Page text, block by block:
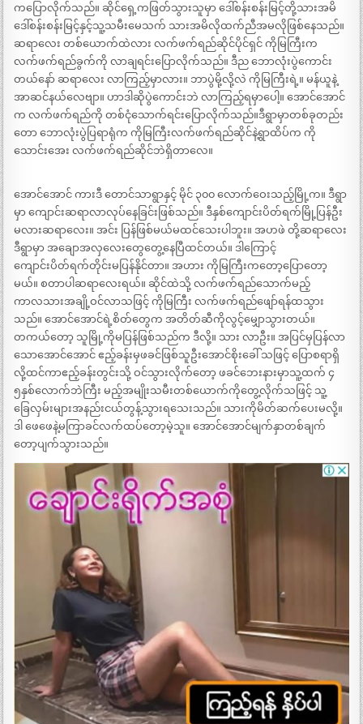
ကပြောလိုက်သည်။ ဆိုင်ရှေ့ကဖြတ်သွားသူမှာ ဒေါ်စန်းစန်းမြင့်တို့သားအမိ
ဒေါ်စန်းစန်းမြင့်နှင့်သူ့သမီးမေသက် သားအမိလိုထက်ညီအမလိုဖြစ်နေသည်။
ဆရာလေး တစ်ယောက်ထဲလား လက်ဖက်ရည်ဆိုင်ပိုင်ရှင် ကိုမြကြီးက
လက်ဖက်ရည်ခွက်ကို လာချရင်းပြောလိုက်သည်။ ဒီည ဘောလုံးပွဲကောင်း
တယ်နော် ဆရာလေး လာကြည့်မှာလား။ ဘာပွဲမို့လို့လဲ ကိုမြကြီးရဲ့။ မန်ယူနဲ့
အာဆင်နယ်လေဗျာ။ ဟာဒါဆိုပွဲကောင်းဘဲ လာကြည့်ရမှာပေါ့။ အောင်အောင်
က လက်ဖက်ရည်ကို တစ်ငုံသောက်ရင်းပြောလိုက်သည်။ဒီရွာမှာတစ်ခုတည်း
တော ဘောလုံးပွဲပြရာရုံက ကိုမြကြီးလက်ဖက်ရည်ဆိုင်နဲ့ရွာထိပ်က ကို
သောင်းအေး လက်ဖက်ရည်ဆိုင်ဘဲရှိတာလေ။
အောင်အောင် ကားဒီ တောင်သာရွာနှင့် မိုင် ၃၀၀ လောက်ဝေးသည့်မြို့က။ ဒီရွာ
မှာ ကျောင်းဆရာလာလုပ်နေခြင်းဖြစ်သည်။ ဒီနှစ်ကျောင်းပိတ်ရက်မြို့ပြန်ဦး
မလားဆရာလေး။ အင်း ပြန်ဖြစ်မယ်မထင်သေးပါဘူး။ အဟဖဲ တို့ဆရာလေး
ဒီရွာမှာ အချောအလှလေးတွေတွေ့နေပြီထင်တယ်။ ဒါကြောင့်
ကျောင်းပိတ်ရက်တိုင်းမပြန်နိုင်တာ။ အဟား ကိုမြကြီးကတော့ပြောတော့
မယ်။ စတာပါဆရာလေးရယ်။ ဆိုင်ထဲသို့ လက်ဖက်ရည်သောက်မည့်
ကာလသားအချို့ဝင်လာသဖြင့် ကိုမြကြီး လက်ဖက်ရည်ဖျော်ရန်ထသွား
သည်။ အောင်အောင်ရဲ့စိတ်တွေက အတိတ်ဆီကိုလွင့်မျှောသွားတယ်။
တကယ်တော့ သူမြို့ကိုမပြန်ဖြစ်သည်က ဒီလို့။ သား လာဦး။ အပြင်မှပြန်လာ
သောအောင်အောင် ဧည့်ခန်းမှဖခင်ဖြစ်သူဦးအောင်စိုးခေါ် သဖြင့် ပြောစရာရှိ
လို့ထင်ကာဧည့်ခန်းတွင်းသို့ ဝင်သွားလိုက်တော့ ဖခင်ဘေးနားမှာသူ့ထက် ၄
၅နှစ်လောက်ဘဲကြီး မည့်အမျိုးသမီးတစ်ယောက်ကိုတွေ့လိုက်သဖြင့် သူ့
ခြေလှမ်းများအနည်းငယ်တွန့်သွားရသေးသည်။ သားကိုမိတ်ဆက်ပေးမလို့။
ဒါ ဖေဖေနဲ့မကြာခင်လက်ထပ်တော့မဲ့သူ။ အောင်အောင်မျက်နှာတစ်ချက်
တော့ပျက်သွားသည်။